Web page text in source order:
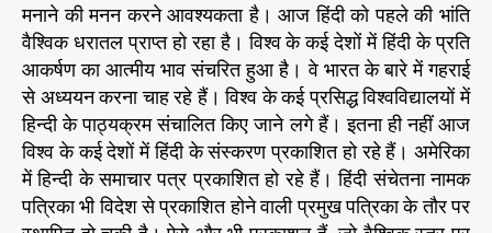
मनाने की मनन करने आवश्यकता है। आज हिंदी को पहले की भांति
वैश्विक धरातल प्राप्त हो रहा है। विश्व के कई देशों में हिंदी के प्रति
आकर्षण का आत्मीय भाव संचरित हुआ है। वे भारत के बारे में गहराई
से अध्ययन करना चाह रहे हैं। विश्व के कई प्रसिद्ध विश्वविद्यालयों में
हिन्दी के पाठ्यक्रम संचालित किए जाने लगे हैं। इतना ही नहीं आज
विश्व के कई देशों में हिंदी के संस्करण प्रकाशित हो रहे हैं। अमेरिका
में हिन्दी के समाचार पत्र प्रकाशित हो रहे हैं। हिंदी संचेतना नामक
पत्रिका भी विदेश से प्रकाशित होने वाली प्रमुख पत्रिका के तौर पर